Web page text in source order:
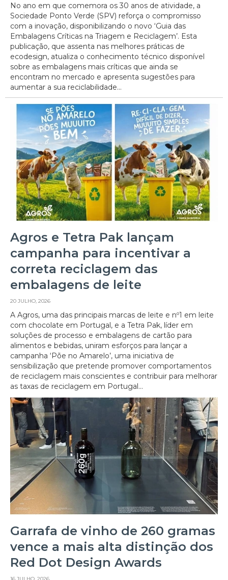
No ano em que comemora os 30 anos de atividade, a
Sociedade Ponto Verde (SPV) reforça o compromisso
com a inovação, disponibilizando o novo ‘Guia das
Embalagens Críticas na Triagem e Reciclagem’. Esta
publicação, que assenta nas melhores práticas de
ecodesign, atualiza o conhecimento técnico disponível
sobre as embalagens mais críticas que ainda se
encontram no mercado e apresenta sugestões para
aumentar a sua reciclabilidade...
Agros e Tetra Pak lançam
campanha para incentivar a
correta reciclagem das
embalagens de leite
20 JULHO, 2026
A Agros, uma das principais marcas de leite e nº1 em leite
com chocolate em Portugal, e a Tetra Pak, líder em
soluções de processo e embalagens de cartão para
alimentos e bebidas, uniram esforços para lançar a
campanha ‘Põe no Amarelo’, uma iniciativa de
sensibilização que pretende promover comportamentos
de reciclagem mais conscientes e contribuir para melhorar
as taxas de reciclagem em Portugal...
Garrafa de vinho de 260 gramas
vence a mais alta distinção dos
Red Dot Design Awards